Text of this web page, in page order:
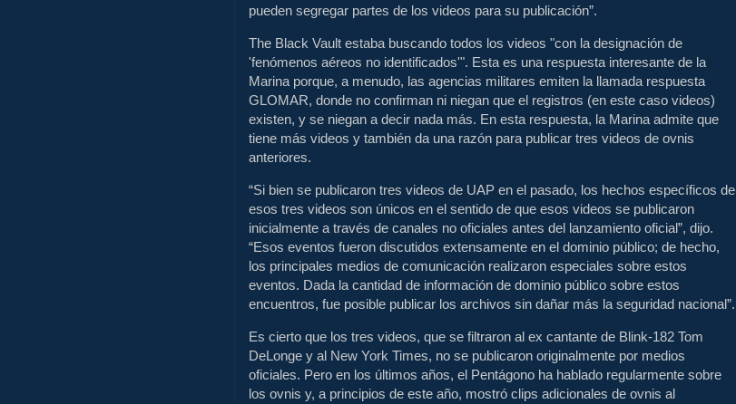
pueden segregar partes de los videos para su publicación”.
The Black Vault estaba buscando todos los videos "con la designación de
'fenómenos aéreos no identificados'". Esta es una respuesta interesante de la
Marina porque, a menudo, las agencias militares emiten la llamada respuesta
GLOMAR, donde no confirman ni niegan que el registros (en este caso videos)
existen, y se niegan a decir nada más. En esta respuesta, la Marina admite que
tiene más videos y también da una razón para publicar tres videos de ovnis
anteriores.
“Si bien se publicaron tres videos de UAP en el pasado, los hechos específicos de
esos tres videos son únicos en el sentido de que esos videos se publicaron
inicialmente a través de canales no oficiales antes del lanzamiento oficial”, dijo.
“Esos eventos fueron discutidos extensamente en el dominio público; de hecho,
los principales medios de comunicación realizaron especiales sobre estos
eventos. Dada la cantidad de información de dominio público sobre estos
encuentros, fue posible publicar los archivos sin dañar más la seguridad nacional”.
Es cierto que los tres videos, que se filtraron al ex cantante de Blink-182 Tom
DeLonge y al New York Times, no se publicaron originalmente por medios
oficiales. Pero en los últimos años, el Pentágono ha hablado regularmente sobre
los ovnis y, a principios de este año, mostró clips adicionales de ovnis al